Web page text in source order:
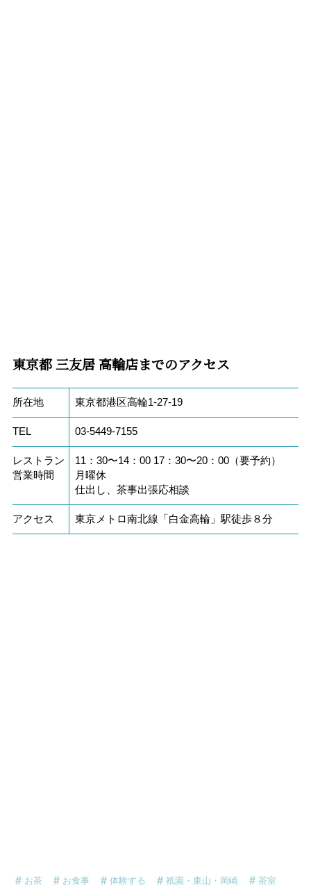
東京都 三友居 高輪店までのアクセス
所在地 東京都港区高輪1-27-19
TEL 03-5449-7155
レストラン
営業時間
11：30〜14：00 17：30〜20：00（要予約）
月曜休
仕出し、茶事出張応相談
アクセス 東京メトロ南北線「白金高輪」駅徒歩８分
お茶 お食事 体験する 祇園・東山・岡崎 茶室